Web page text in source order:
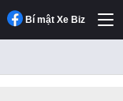
Bí mật Xe Biz